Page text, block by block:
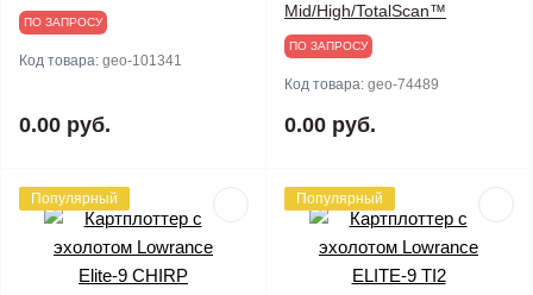
ПО ЗАПРОСУ
Код товара: geo-101341
0.00 руб.
Mid/High/TotalScan™
ПО ЗАПРОСУ
Код товара: geo-74489
0.00 руб.
Популярный Популярный